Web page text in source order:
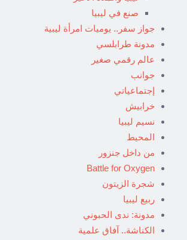
صنع في ليبيا
جواز سفر.. يوميات امرأة ليبية
مدونة طرابلسي
عالم رقمي صغير
جوانب
إجتماعياتي
خرابيش
نسيم ليبيا
المحيط
من داخل جنزور
Battle for Oxygen
شجرة الزيتون
ربيع ليبيا
مدونة: ندى الحبوني
الكناشة.. آفاق علمية